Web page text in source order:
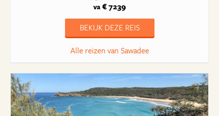
va€ 7239
BEKIJK DEZE REIS
Alle reizen van Sawadee